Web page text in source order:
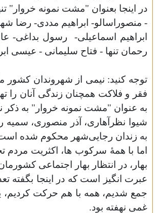
در اینجا بعنوان "مشت نمونه خروار"
- منصوراسالو- ابراهیم مددی- رضا
ابراهیم اسماعیلی-
رسول بداغی-
رحمان تنها - فتاح سلیمانی - عیسی
توجه کنید: نیمی از شهروندان کشور
فقر و فلاکت همچنان زندگی آنان را
به عنوان "مشت نمونه خروار" به ذکر
شیوا نظرآهاری، آذر منصوری، سمیه
به زندان رجایی‌شهر محکوم شده
اما با همۀ سرکوب ها، اکثریت
بهار، در انتظار بهار اجتماعی
عبرت انگیز است که در اینجا بگفته
جمع شديم، همه با هم حرکت کرديم،
غمی نهفته بود.